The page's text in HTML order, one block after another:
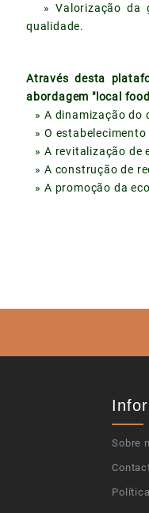
» Valorização da
qualidade.
Através desta
abordagem "local
» A dinamização do
» O
» A revitalização de
» A construção de
» A promoção da
Sobre